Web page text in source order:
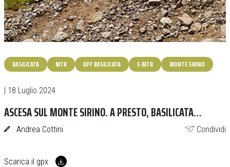
BASILICATA MTB APT BASILICATA E-MTB MONTE SIRINO
| 18 Luglio 2024
ASCESA SUL MONTE SIRINO. A PRESTO, BASILICATA…
Andrea Cottini Condividi
Scarica il gpx